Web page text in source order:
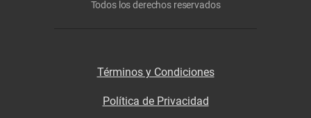
Todos los derechos reservados
Términos y Condiciones
Política de Privacidad